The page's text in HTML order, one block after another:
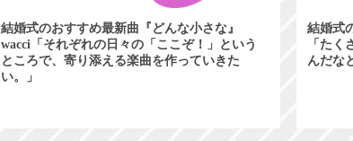
結婚式のおすすめ最新曲『どんな小さな』
wacci「それぞれの日々の「ここぞ！」という
ところで、寄り添える楽曲を作っていきた
い。」
結婚式
「た
んだな